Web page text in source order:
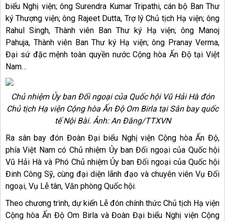
biểu Nghị viện; ông Surendra Kumar Tripathi, cán bộ Ban Thư
ký Thượng viện; ông Rajeet Dutta, Trợ lý Chủ tịch Hạ viện; ông
Rahul Singh, Thành viên Ban Thư ký Hạ viện; ông Manoj
Pahuja, Thành viên Ban Thư ký Hạ viện; ông Pranay Verma,
Đại sứ đặc mệnh toàn quyền nước Cộng hòa Ấn Độ tại Việt
Nam…
Chủ nhiệm Ủy ban Đối ngoại của Quốc hội Vũ Hải Hà đón
Chủ tịch Hạ viện Cộng hòa Ấn Độ Om Birla tại Sân bay quốc
tế Nội Bài. Ảnh: An Đăng/TTXVN
Ra sân bay đón Đoàn Đại biểu Nghị viện Cộng hòa Ấn Độ,
phía Việt Nam có Chủ nhiệm Ủy ban Đối ngoại của Quốc hội
Vũ Hải Hà và Phó Chủ nhiệm Ủy ban Đối ngoại của Quốc hội
Đinh Công Sỹ, cùng đại diện lãnh đạo và chuyên viên Vụ Đối
ngoại, Vụ Lễ tân, Văn phòng Quốc hội.
Theo chương trình, dự kiến Lễ đón chính thức Chủ tịch Hạ viện
Cộng hòa Ấn Độ Om Birla và Đoàn Đại biểu Nghị viện Cộng